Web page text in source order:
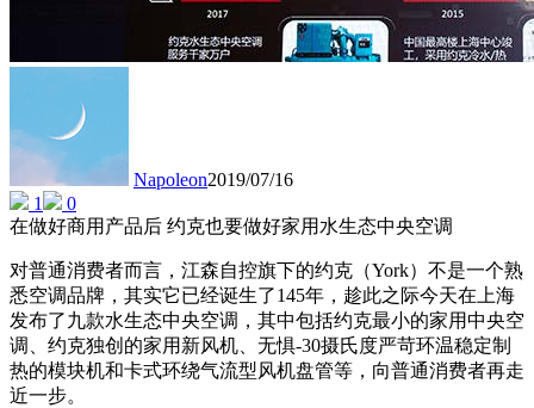
Napoleon2019/07/16
1
0
在做好商用产品后 约克也要做好家用水生态中央空调
对普通消费者而言，江森自控旗下的约克（York）不是一个熟
悉空调品牌，其实它已经诞生了145年，趁此之际今天在上海
发布了九款水生态中央空调，其中包括约克最小的家用中央空
调、约克独创的家用新风机、无惧-30摄氏度严苛环温稳定制
热的模块机和卡式环绕气流型风机盘管等，向普通消费者再走
近一步。